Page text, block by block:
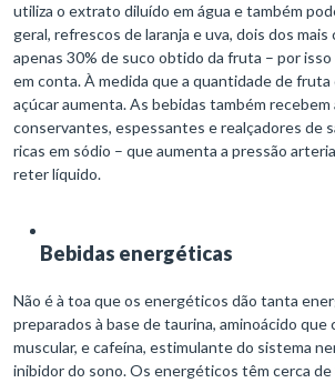
utiliza o extrato diluído em água e também
geral, refrescos de laranja e uva, dois dos
apenas 30% de suco obtido da fruta – por
em conta. À medida que a quantidade de fruta
açúcar aumenta. As bebidas também
conservantes, espessantes e realçadores de
ricas em sódio – que aumenta a pressão
reter líquido.
Bebidas energéticas
Não é à toa que os energéticos dão tanta
preparados à base de taurina, aminoácido que
muscular, e cafeína, estimulante do sistema
inibidor do sono. Os energéticos têm cerca de